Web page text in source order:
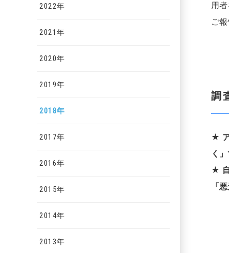
2022年
2021年
2020年
2019年
2018年
2017年
2016年
2015年
2014年
2013年
用
ご報
調
★
く
★
「